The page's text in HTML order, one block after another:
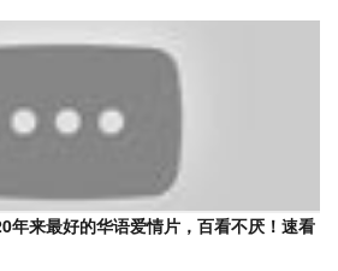
年来最好的华语爱情片，百看不厌！速看